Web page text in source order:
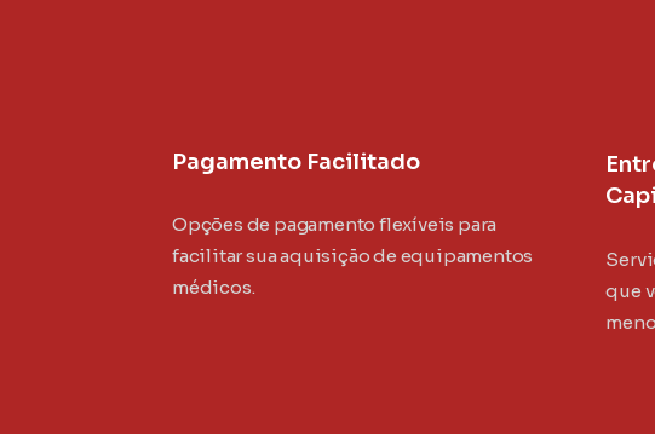
Pagamento Facilitado
Opções de pagamento flexíveis para
facilitar sua aquisição de equipamentos
médicos.
que